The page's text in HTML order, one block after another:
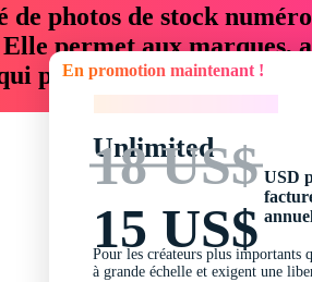
de photos de stock
permet aux marques,
permettent
En promotion maintenant !
Unlimited
18 US$
15 US$
USD
Pour les créateurs plus importants
à grande échelle et exigent une